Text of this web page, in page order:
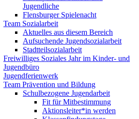
Jugendliche
Flensburger Spielenacht
Team Sozialarbeit
Aktuelles aus diesem Bereich
Aufsuchende Jugendsozialarbeit
Stadtteilsozialarbeit
Freiwilliges Soziales Jahr im Kinder- und
Jugendbüro
Jugendferienwerk
Team Prävention und Bildung
Schulbezogene Jugendarbeit
Fit für Mitbestimmung
Aktionsleiter*in werden